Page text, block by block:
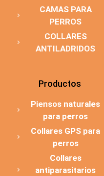
CAMAS PARA
PERROS
COLLARES
ANTILADRIDOS
Productos
Piensos naturales
para perros
Collares GPS para
perros
Collares
antiparasitarios